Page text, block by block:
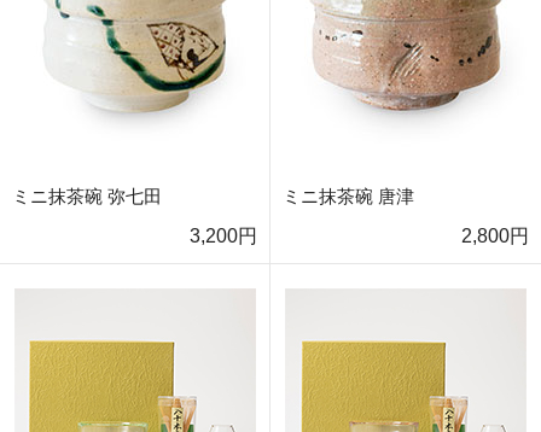
ミニ抹茶碗 弥七田
3,200円
ミニ抹茶碗 唐津
2,800円